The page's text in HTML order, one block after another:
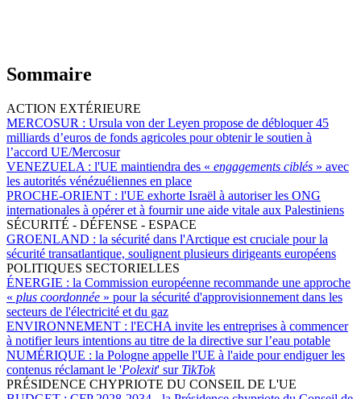
Sommaire
ACTION EXTÉRIEURE
MERCOSUR : Ursula von der Leyen propose de débloquer 45
milliards d’euros de fonds agricoles pour obtenir le soutien à
l’accord UE/Mercosur
VENEZUELA : l'UE maintiendra des « engagements ciblés » avec
les autorités vénézuéliennes en place
PROCHE-ORIENT : l'UE exhorte Israël à autoriser les ONG
internationales à opérer et à fournir une aide vitale aux Palestiniens
SÉCURITÉ - DÉFENSE - ESPACE
GROENLAND : la sécurité dans l'Arctique est cruciale pour la
sécurité transatlantique, soulignent plusieurs dirigeants européens
POLITIQUES SECTORIELLES
ÉNERGIE : la Commission européenne recommande une approche
« plus coordonnée » pour la sécurité d'approvisionnement dans les
secteurs de l'électricité et du gaz
ENVIRONNEMENT : l'ECHA invite les entreprises à commencer
à notifier leurs intentions au titre de la directive sur l’eau potable
NUMÉRIQUE : la Pologne appelle l'UE à l'aide pour endiguer les
contenus réclamant le 'Polexit' sur TikTok
PRÉSIDENCE CHYPRIOTE DU CONSEIL DE L'UE